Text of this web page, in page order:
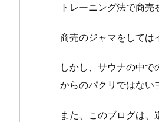
トレーニング法で商売
商売のジャマをしては
しかし、サウナの中
からのパクリではない
また、このブログは